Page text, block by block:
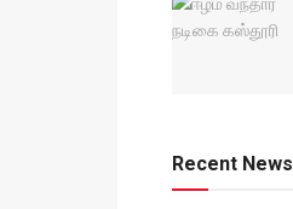
Recent News